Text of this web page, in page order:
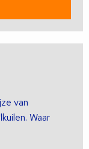
van
Waar